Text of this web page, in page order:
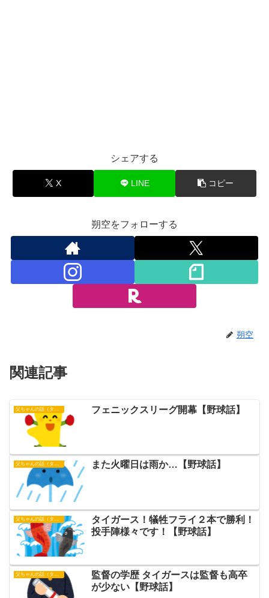
シェアする
X LINE コピー
朔空をフォローする
朔空
関連記事
フェニックスリーグ開幕【野球話】
父ちゃんの話（タイガース） また火曜日は雨か…【野球話】
父ちゃんの話（タイガース）
タイガース！犠牲フライ２本で勝利！
投手陣様々です！【野球話】
監督の学歴 タイガースは監督も高卒
が少ない【野球話】